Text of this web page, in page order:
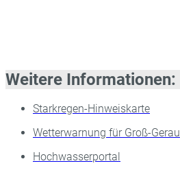
Weitere Informationen:
Starkregen-Hinweiskarte
Wetterwarnung für Groß-Gerau
Hochwasserportal